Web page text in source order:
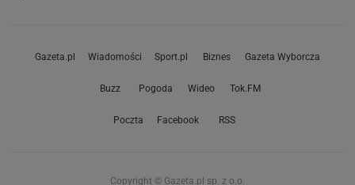
Gazeta.pl Wiadomości Sport.pl Biznes Gazeta Wyborcza
Buzz Pogoda Wideo Tok.FM
Poczta Facebook RSS
Copyright © Gazeta.pl sp. z o.o.